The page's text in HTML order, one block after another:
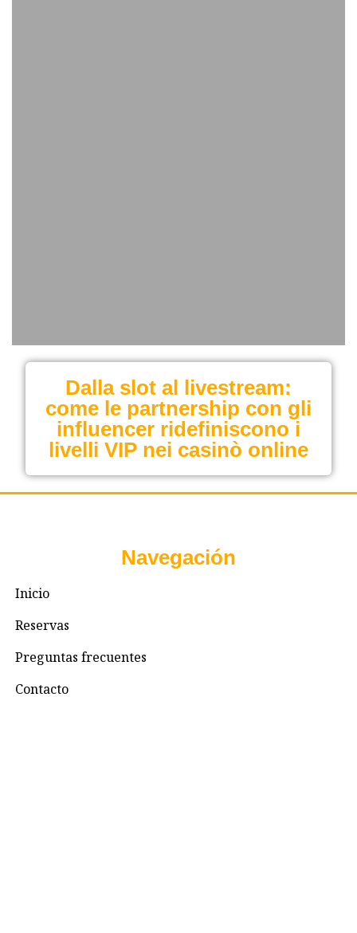
Dalla slot al livestream:
come le partnership con gli
influencer ridefiniscono i
livelli VIP nei casinò online
Navegación
Inicio
Reservas
Preguntas frecuentes
Contacto